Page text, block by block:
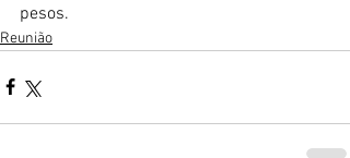
pesos.
Reunião